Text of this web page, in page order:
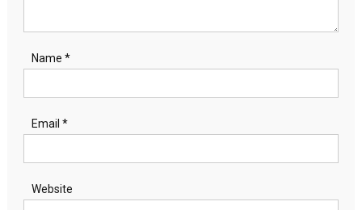
Name *
Email *
Website